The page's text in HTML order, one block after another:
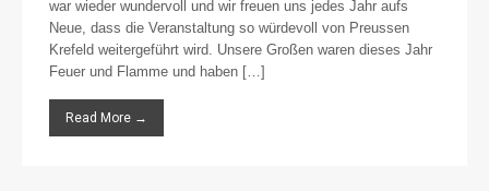
war wieder wundervoll und wir freuen uns jedes Jahr aufs
Neue, dass die Veranstaltung so würdevoll von Preussen
Krefeld weitergeführt wird. Unsere Großen waren dieses Jahr
Feuer und Flamme und haben […]
Read More →